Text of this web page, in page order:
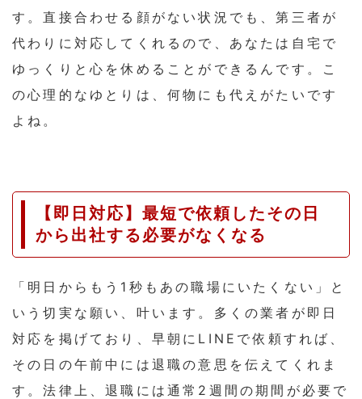
す。直接合わせる顔がない状況でも、第三者が
代わりに対応してくれるので、あなたは自宅で
ゆっくりと心を休めることができるんです。こ
の心理的なゆとりは、何物にも代えがたいです
よね。
【即日対応】最短で依頼したその日
から出社する必要がなくなる
「明日からもう1秒もあの職場にいたくない」と
いう切実な願い、叶います。多くの業者が即日
対応を掲げており、早朝にLINEで依頼すれば、
その日の午前中には退職の意思を伝えてくれま
す。法律上、退職には通常2週間の期間が必要で